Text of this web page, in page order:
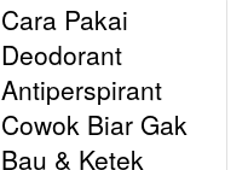
Cara Pakai
Deodorant
Antiperspirant
Cowok Biar Gak
Bau & Ketek